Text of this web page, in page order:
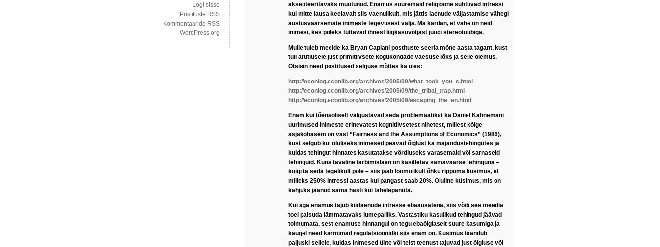
aksepteeritavaks muutunud. Enamus suuremaid religioone suhtuvad intressi
kui mitte lausa keelavalt siis vaenulikult, mis jättis laenude väljastamise vähegi
austusväärsemate inimeste tegevusest välja. Ma kardan, et vähe on neid
inimesi, kes poleks tuttavad ihnest liigkasuvõtjast juudi stereotüübiga.
Mulle tuleb meelde ka Bryan Caplani postituste seeria mõne aasta tagant, kust
tuli arutlusele just primitiivsete kogukondade vaesuse lõks ja selle olemus.
Otsisin need postitused selguse mõttes ka üles:
http://econlog.econlib.org/archives/2005/09/what_took_you_s.html
http://econlog.econlib.org/archives/2005/09/the_tribal_trap.html
http://econlog.econlib.org/archives/2005/09/escaping_the_en.html
Enam kui tõenäoliselt valgustavad seda problemaatikat ka Daniel Kahnemani
uurimused inimeste erinevatest kognitiivsetest nihetest, millest kõige
asjakohasem on vast “Fairness and the Assumptions of Economics” (1986),
kust selgub kui oluliseks inimesed peavad õiglust ka majandustehingutes ja
kuidas tehingut hinnates kasutatakse võrdluseks varasemaid või sarnaseid
tehinguid. Kuna tavaline tarbimislaen on käsitletav samaväärse tehinguna –
kuigi ta seda tegelikult pole – siis jääb loomulikult õhku rippuma küsimus, et
milleks 250% intressi aastas kui pangast saab 20%. Oluline küsimus, mis on
kahjuks jäänud sama hästi kui tähelepanuta.
Kui aga enamus tajub kiirlaenude intresse ebaausatena, siis võib see meedia
toel paisuda lämmatavaks lumepalliks. Vastastiku kasulikud tehingud jäävad
toimumata, sest enamuse hinnangul on tegu ebaõiglaselt suure kasumiga ja
kaugel need karmimad regulatsioonidki siis enam on. Küsimus taandub
paljuski sellele, kuidas inimesed ühte või teist teenust tajuvad just õigluse või
Logi sisse
Postituste RSS
Kommentaaride RSS
WordPress.org